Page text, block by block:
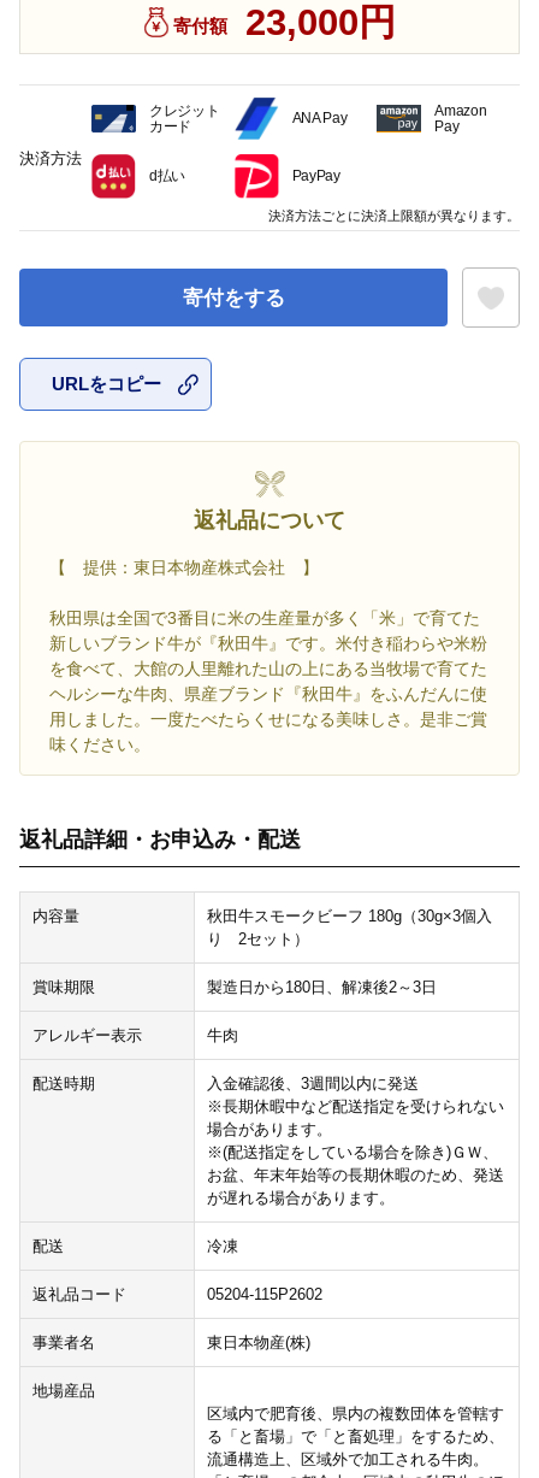
寄付額 23,000円
寄付をする
URLをコピー
返礼品について
【 提供：東日本物産株式会社 】
秋田県は全国で3番目に米の生産量が多く「米」で育てた
新しいブランド牛が『秋田牛』です。米付き稲わらや米粉
を食べて、大館の人里離れた山の上にある当牧場で育てた
ヘルシーな牛肉、県産ブランド『秋田牛』をふんだんに使
用しました。一度たべたらくせになる美味しさ。是非ご賞
味ください。
返礼品詳細・お申込み・配送
内容量
秋田牛スモークビーフ 180g（30g×3個入
り 2セット）
賞味期限 製造日から180日、解凍後2～3日
アレルギー表示 牛肉
配送時期
入金確認後、3週間以内に発送
※長期休暇中など配送指定を受けられない
場合があります。
※(配送指定をしている場合を除き)ＧＷ、
お盆、年末年始等の長期休暇のため、発送
が遅れる場合があります。
配送 冷凍
返礼品コード 05204-115P2602
事業者名 東日本物産(株)
地場産品
区域内で肥育後、県内の複数団体を管轄す
る「と畜場」で「と畜処理」をするため、
流通構造上、区域外で加工される牛肉。
決済方法
クレジット
カード
ANA Pay
Amazon
Pay
d払い PayPay
決済方法ごとに決済上限額が異なります。